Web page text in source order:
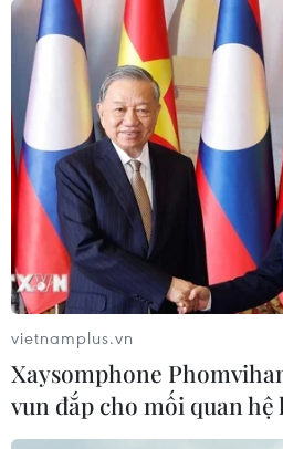
vietnamplus.vn
Xaysomphone
vun đắp cho mối quan